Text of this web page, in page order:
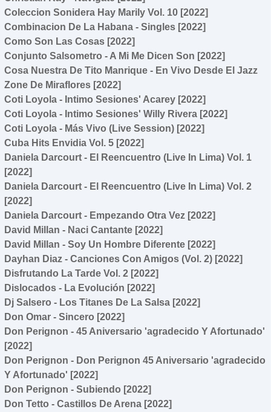
Coleccion Sonidera Hay Marily Vol. 10 [2022]
Combinacion De La Habana - Singles [2022]
Como Son Las Cosas [2022]
Conjunto Salsometro - A Mi Me Dicen Son [2022]
Cosa Nuestra De Tito Manrique - En Vivo Desde El Jazz
Zone De Miraflores [2022]
Coti Loyola - Intimo Sesiones' Acarey [2022]
Coti Loyola - Intimo Sesiones' Willy Rivera [2022]
Coti Loyola - Más Vivo (Live Session) [2022]
Cuba Hits Envidia Vol. 5 [2022]
Daniela Darcourt - El Reencuentro (Live In Lima) Vol. 1
[2022]
Daniela Darcourt - El Reencuentro (Live In Lima) Vol. 2
[2022]
Daniela Darcourt - Empezando Otra Vez [2022]
David Millan - Naci Cantante [2022]
David Millan - Soy Un Hombre Diferente [2022]
Dayhan Diaz - Canciones Con Amigos (Vol. 2) [2022]
Disfrutando La Tarde Vol. 2 [2022]
Dislocados - La Evolución [2022]
Dj Salsero - Los Titanes De La Salsa [2022]
Don Omar - Sincero [2022]
Don Perignon - 45 Aniversario 'agradecido Y Afortunado'
[2022]
Don Perignon - Don Perignon 45 Aniversario 'agradecido
Y Afortunado' [2022]
Don Perignon - Subiendo [2022]
Don Tetto - Castillos De Arena [2022]